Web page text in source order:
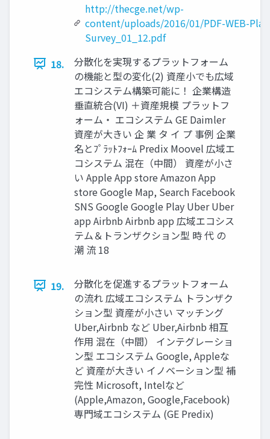
http://thecge.net/wp-
content/uploads/2016/01/PDF-WEB-
Survey_01_12.pdf
18.
分散化を実現するプラットフォーム
の機能と型の変化(2) 資産小でも広域
エコシステム構築可能に！ 企業構造
垂直統合(VI) ＋資産規模 プラットフ
ォーム・ エコシステム GE Daimler
資産が大きい 企 業 タ イ プ 事例 企業
名とﾌﾟﾗｯﾄﾌｫｰﾑ Predix Moovel 広域エ
コシステム 混在（中間） 資産が小さ
い Apple App store Amazon App
store Google Map, Search Facebook
SNS Google Google Play Uber Uber
app Airbnb Airbnb app 広域エコシス
テム＆トランザクション型 時 代 の
潮 流 18
19.
分散化を促進するプラットフォーム
の流れ 広域エコシステム トランザク
ション型 資産が小さい マッチング
Uber,Airbnb など Uber,Airbnb 相互
作用 混在（中間） インテグレーショ
ン型 エコシステム Google, Appleな
ど 資産が大きい イノベーション型 補
完性 Microsoft, Intelなど
(Apple,Amazon, Google,Facebook)
専門域エコシステム (GE Predix)